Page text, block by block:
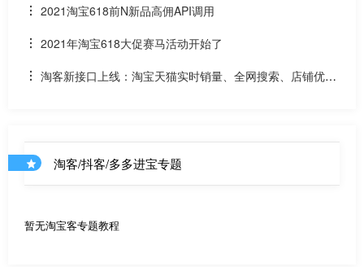
分是淘客双11预售订单是否已付尾款？预售中支付了定金的宝
贝该如何计算佣金
2021淘宝618前N新品高佣API调用
2021年淘宝618大促赛马活动开始了
淘客新接口上线：淘宝天猫实时销量、全网搜索、店铺优惠
淘客/抖客/多多进宝专题
暂无淘宝客专题教程